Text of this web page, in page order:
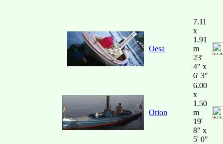
Oesa
7.11
x
1.91
m
23'
4" x
6' 3"
Orion
6.00
x
1.50
m
19'
8" x
5' 0"